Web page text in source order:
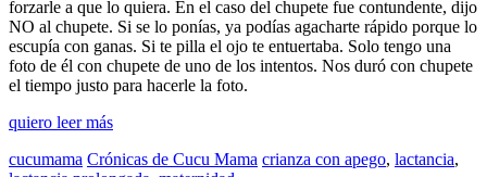
forzarle a que lo quiera. En el caso del chupete fue contundente, dijo
NO al chupete. Si se lo ponías, ya podías agacharte rápido porque lo
escupía con ganas. Si te pilla el ojo te entuertaba. Solo tengo una
foto de él con chupete de uno de los intentos. Nos duró con chupete
el tiempo justo para hacerle la foto.
quiero leer más
cucumama Crónicas de Cucu Mama crianza con apego, lactancia,